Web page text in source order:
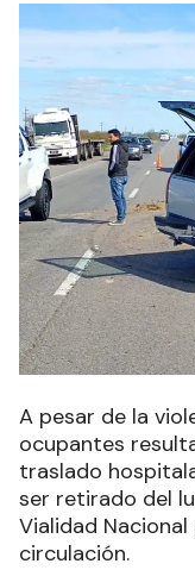
A pesar de la
ocupantes
traslado
ser retirado del
Vialidad
circulación.